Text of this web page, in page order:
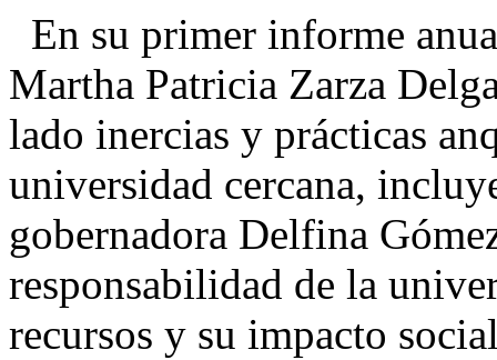
En su primer informe
Martha Patricia Zarza
lado inercias y prácticas
universidad cercana,
gobernadora Delfina
responsabilidad de la
recursos y su impacto